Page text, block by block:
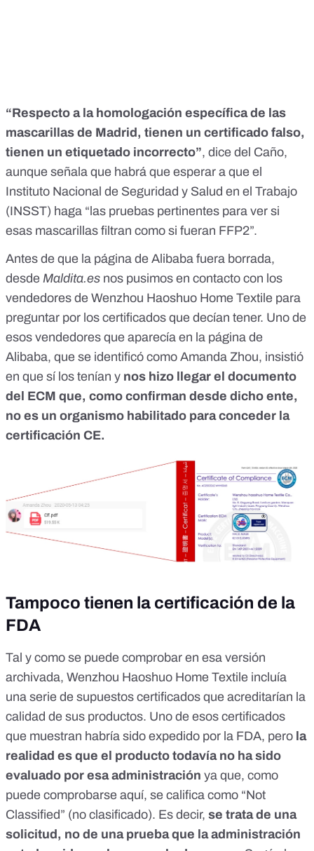
“Respecto a la homologación específica de las
mascarillas de Madrid, tienen un certificado falso,
tienen un etiquetado incorrecto”, dice del Caño,
aunque señala que habrá que esperar a que el
Instituto Nacional de Seguridad y Salud en el Trabajo
(INSST) haga “las pruebas pertinentes para ver si
esas mascarillas filtran como si fueran FFP2”.
Antes de que la página de Alibaba fuera borrada,
desde Maldita.es nos pusimos en contacto con los
vendedores de Wenzhou Haoshuo Home Textile para
preguntar por los certificados que decían tener. Uno de
esos vendedores que aparecía en la página de
Alibaba, que se identificó como Amanda Zhou, insistió
en que sí los tenían y nos hizo llegar el documento
del ECM que, como confirman desde dicho ente,
no es un organismo habilitado para conceder la
certificación CE.
Tampoco tienen la certificación de la
FDA
Tal y como se puede comprobar en esa versión
archivada, Wenzhou Haoshuo Home Textile incluía
una serie de supuestos certificados que acreditarían la
calidad de sus productos. Uno de esos certificados
que muestran habría sido expedido por la FDA, pero la
realidad es que el producto todavía no ha sido
evaluado por esa administración ya que, como
puede comprobarse aquí, se califica como “Not
Classified” (no clasificado). Es decir, se trata de una
solicitud, no de una prueba que la administración